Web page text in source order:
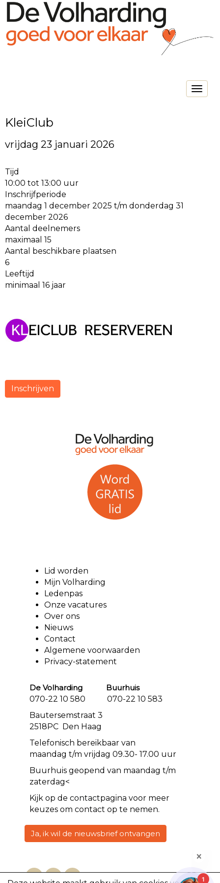
Toggle
KleiClub
vrijdag 23 januari 2026
Tijd
10:00 tot 13:00 uur
Inschrijfperiode
maandag 1 december 2025 t/m donderdag 31
december 2026
Aantal deelnemers
maximaal 15
Aantal beschikbare plaatsen
6
Leeftijd
minimaal 16 jaar
Inschrijven
Lid worden
Mijn Volharding
Ledenpas
Onze vacatures
Over ons
Nieuws
Contact
Algemene voorwaarden
Privacy-statement
De Volharding Buurhuis
070-22 10 580 070-22 10 583
Bautersemstraat 3
2518PC Den Haag
Telefonisch bereikbaar van
maandag t/m vrijdag 09.30- 17.00 uur
Buurhuis geopend van maandag t/m
zaterdag<
Kijk op de contactpagina voor meer
keuzes om contact op te nemen.
Ja, ik wil de nieuwsbrief ontvangen
1